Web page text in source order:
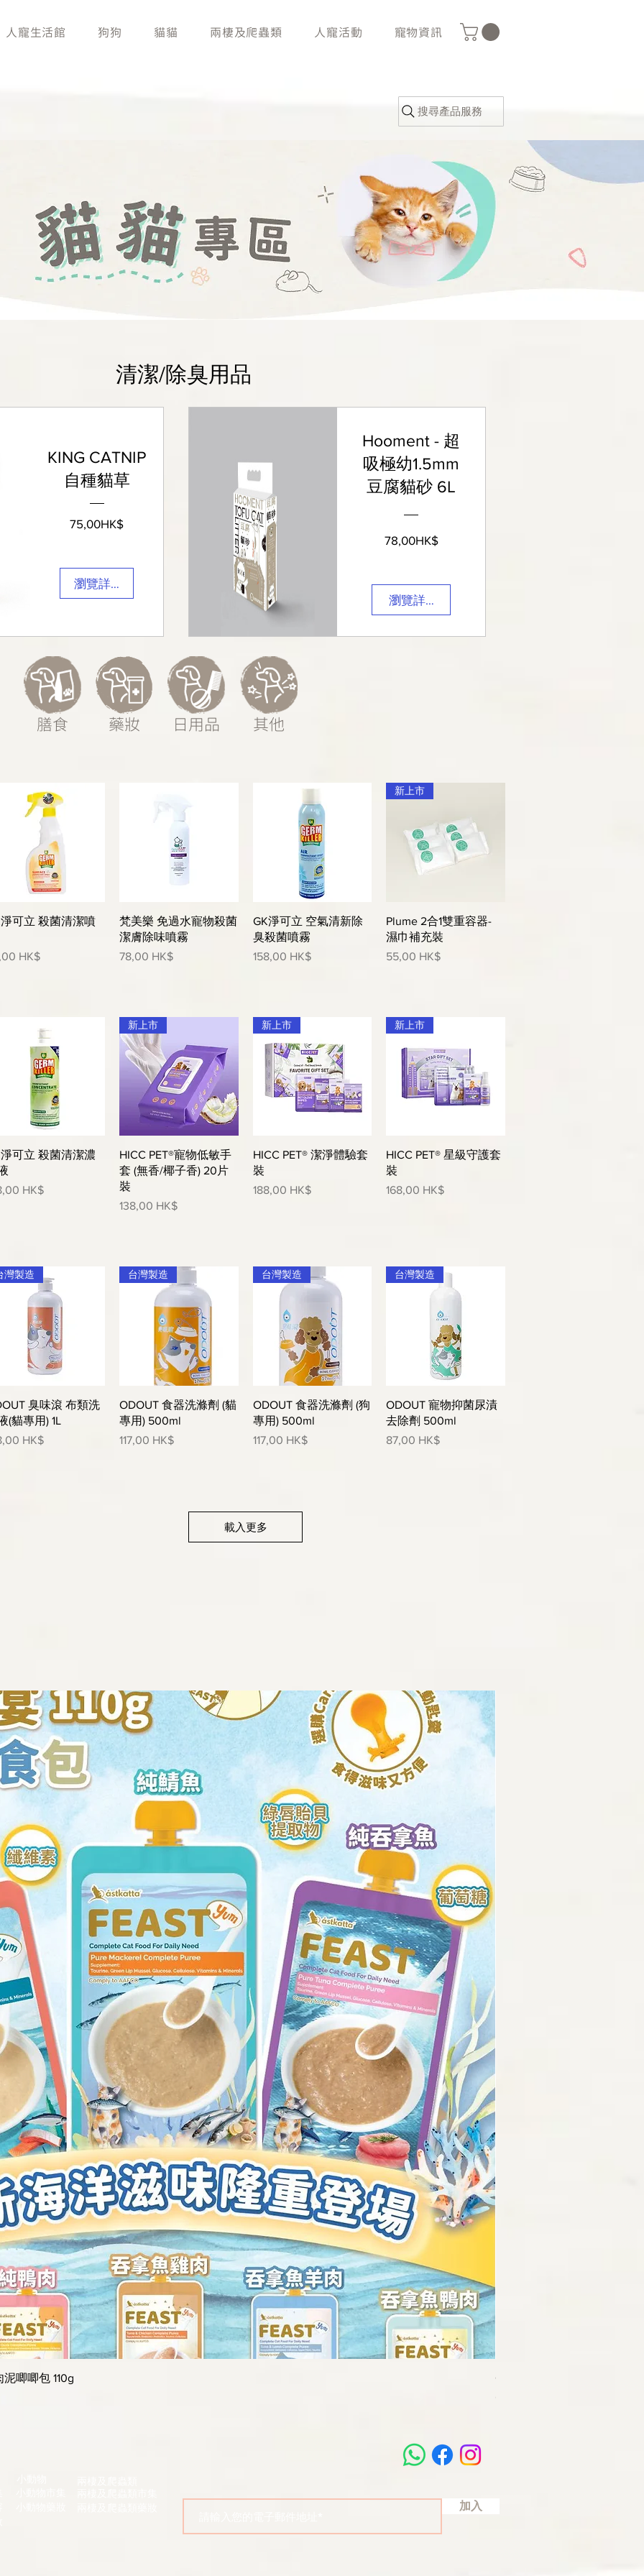
人寵生活館 狗狗 貓貓 兩棲及爬蟲類 人寵活動 寵物資訊
搜尋產品服務
​清潔/除臭用品
KING CATNIP
自種貓草
75,00HK$價
瀏覽詳細資料
Hooment - 超
吸極幼1.5mm
豆腐貓砂 6L
78,00HK$價
瀏覽詳細資料
膳食 藥妝 日用品 其他
快速瀏覽
可立 殺菌清潔噴
HK$
快速瀏覽
梵美樂 免過水寵物殺菌
潔膚除味噴霧
價格
78,00 HK$
快速瀏覽
GK淨可立 空氣清新除
臭殺菌噴霧
價格
158,00 HK$
快速瀏覽
新上市
Plume 2合1雙重容器-
濕巾補充裝
價格
55,00 HK$
快速瀏覽
可立 殺菌清潔濃
HK$
快速瀏覽
新上市
HICC PET®寵物低敏手
套 (無香/椰子香) 20片
裝
價格
138,00 HK$
快速瀏覽
新上市
HICC PET® 潔淨體驗套
裝
價格
188,00 HK$
快速瀏覽
新上市
HICC PET® 星級守護套
裝
價格
168,00 HK$
快速瀏覽
灣製造
臭味滾 布類洗
(貓專用) 1L
HK$
快速瀏覽
台灣製造
ODOUT 食器洗滌劑 (貓
專用) 500ml
價格
117,00 HK$
快速瀏覽
台灣製造
ODOUT 食器洗滌劑 (狗
專用) 500ml
價格
117,00 HK$
快速瀏覽
台灣製造
ODOUT 寵物抑菌尿漬
去除劑 500ml
價格
87,00 HK$
載入更多
唧唧包 110g
GK淨可立 殺菌清潔噴霧
加入